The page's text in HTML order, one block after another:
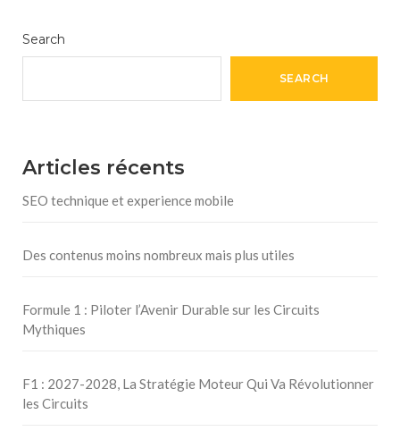
Search
SEARCH
Articles récents
SEO technique et experience mobile
Des contenus moins nombreux mais plus utiles
Formule 1 : Piloter l’Avenir Durable sur les Circuits
Mythiques
F1 : 2027-2028, La Stratégie Moteur Qui Va Révolutionner
les Circuits